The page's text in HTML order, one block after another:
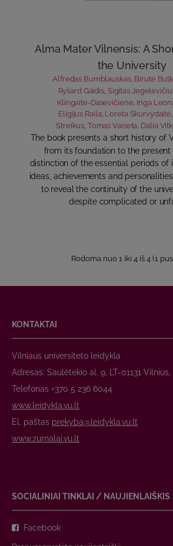
Alma Mater Vilnensis: A
the University
Alfredas Bumblauskas, Birutė
Ryšard Gaidis, Sigitas
Klingaitė-Dasevičienė Inga
Eligijus Raila, Loreta Skurvydaitė
Streikus ,Tomas Vaiseta Dalia
The book presents a short history of
from its foundation to the
distinction of the essential periods of
ideas, achievements and
to reveal the continuity of the
despite complicated or
Rodoma nuo 1 iki 4 iš 4 (1
KONTAKTAI
Vilniaus universiteto leidykla
Adresas: Saulėtekio al. 9, LT-01131
Telefonas +370 5 236 6044
www.leidykla.vu.lt
El. paštas prekyba@leidykla.vu.lt
www.zurnalai.vu.lt
SOCIALINIAI TINKLAI / NAUJIENLAIŠKIS
Facebook